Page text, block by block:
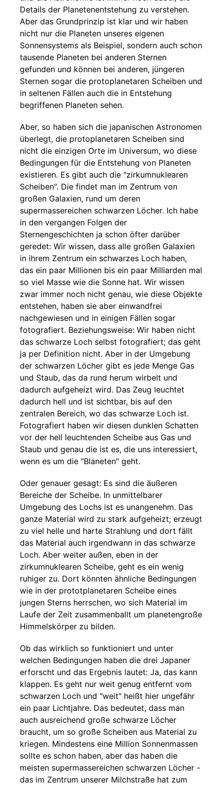
Details der Planetenentstehung zu verstehen.
Aber das Grundprinzip ist klar und wir haben
nicht nur die Planeten unseres eigenen
Sonnensystems als Beispiel, sondern auch schon
tausende Planeten bei anderen Sternen
gefunden und können bei anderen, jüngeren
Sternen sogar die protoplanetaren Scheiben und
in seltenen Fällen auch die in Entstehung
begriffenen Planeten sehen.
Aber, so haben sich die japanischen Astronomen
überlegt, die protoplanetaren Scheiben sind
nicht die einzigen Orte im Universum, wo diese
Bedingungen für die Entstehung von Planeten
existieren. Es gibt auch die "zirkumnuklearen
Scheiben". Die findet man im Zentrum von
großen Galaxien, rund um deren
supermassereichen schwarzen Löcher. Ich habe
in den vergangen Folgen der
Sternengeschichten ja schon öfter darüber
geredet: Wir wissen, dass alle großen Galaxien
in ihrem Zentrum ein schwarzes Loch haben,
das ein paar Millionen bis ein paar Milliarden mal
so viel Masse wie die Sonne hat. Wir wissen
zwar immer noch nicht genau, wie diese Objekte
entstehen, haben sie aber einwandfrei
nachgewiesen und in einigen Fällen sogar
fotografiert. Beziehungsweise: Wir haben nicht
das schwarze Loch selbst fotografiert; das geht
ja per Definition nicht. Aber in der Umgebung
der schwarzen Löcher gibt es jede Menge Gas
und Staub, das da rund herum wirbelt und
dadurch aufgeheizt wird. Das Zeug leuchtet
dadurch hell und ist sichtbar, bis auf den
zentralen Bereich, wo das schwarze Loch ist.
Fotografiert haben wir diesen dunklen Schatten
vor der hell leuchtenden Scheibe aus Gas und
Staub und genau die ist es, die uns interessiert,
wenn es um die "Blaneten" geht.
Oder genauer gesagt: Es sind die äußeren
Bereiche der Scheibe. In unmittelbarer
Umgebung des Lochs ist es unangenehm. Das
ganze Material wird zu stark aufgeheizt; erzeugt
zu viel helle und harte Strahlung und dort fällt
das Material auch irgendwann in das schwarze
Loch. Aber weiter außen, eben in der
zirkumnuklearen Scheibe, geht es ein wenig
ruhiger zu. Dort könnten ähnliche Bedingungen
wie in der prototplanetaren Scheibe eines
jungen Sterns herrschen, wo sich Material im
Laufe der Zeit zusammenballt um planetengroße
Himmelskörper zu bilden.
Ob das wirklich so funktioniert und unter
welchen Bedingungen haben die drei Japaner
erforscht und das Ergebnis lautet: Ja, das kann
klappen. Es geht nur weit genug entfernt vom
schwarzen Loch und "weit" heißt hier ungefähr
ein paar Lichtjahre. Das bedeutet, dass man
auch ausreichend große schwarze Löcher
braucht, um so große Scheiben aus Material zu
kriegen. Mindestens eine Million Sonnenmassen
sollte es schon haben, aber das haben die
meisten supermassereichen schwarzen Löcher -
das im Zentrum unserer Milchstraße hat zum